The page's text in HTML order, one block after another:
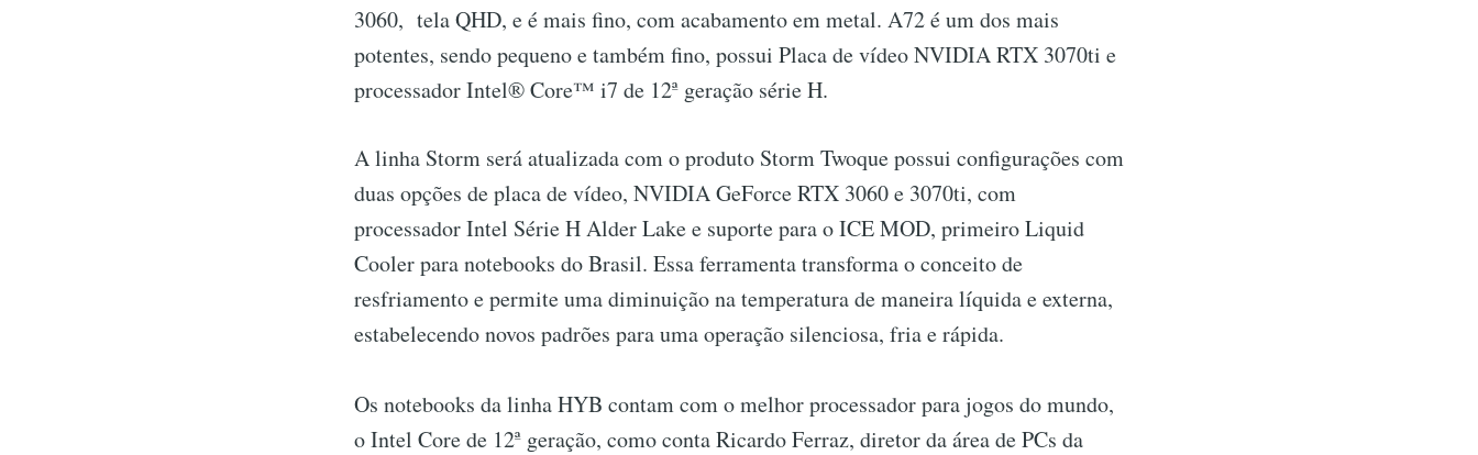
3060, tela QHD, e é mais fino, com acabamento em metal. A72 é um dos mais
potentes, sendo pequeno e também fino, possui Placa de vídeo NVIDIA RTX 3070ti e
processador Intel® Core™ i7 de 12ª geração série H.
A linha Storm será atualizada com o produto Storm Twoque possui configurações com
duas opções de placa de vídeo, NVIDIA GeForce RTX 3060 e 3070ti, com
processador Intel Série H Alder Lake e suporte para o ICE MOD, primeiro Liquid
Cooler para notebooks do Brasil. Essa ferramenta transforma o conceito de
resfriamento e permite uma diminuição na temperatura de maneira líquida e externa,
estabelecendo novos padrões para uma operação silenciosa, fria e rápida.
Os notebooks da linha HYB contam com o melhor processador para jogos do mundo,
o Intel Core de 12ª geração, como conta Ricardo Ferraz, diretor da área de PCs da